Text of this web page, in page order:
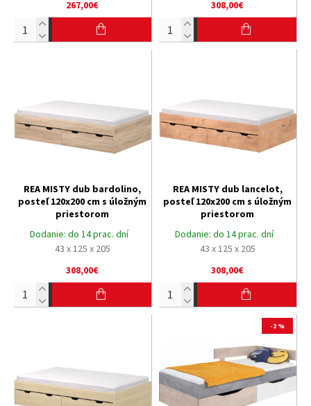
267,00€ 308,00€
Dodanie: do 14 prac. dní
43 x 125 x 205
REA MISTY dub bardolino,
posteľ 120x200 cm s úložným
priestorom
308,00€
Dodanie: do 14 prac. dní
43 x 125 x 205
REA MISTY dub lancelot,
posteľ 120x200 cm s úložným
priestorom
308,00€
-2 %